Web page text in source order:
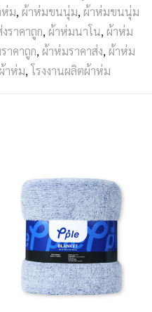
ม, ผ้าห่มขนนุ่ม, ผ้าห่มขนนุ่ม
ราคาถูก, ผ้าห่มนาโน, ผ้าห่ม
าคาถูก, ผ้าห่มราคาส่ง, ผ้าห่ม
าห่ม, โรงงานผลิตผ้าห่ม